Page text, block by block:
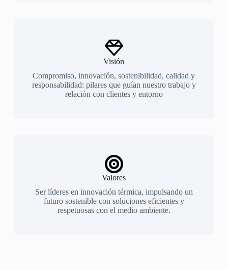
Visión
Compromiso, innovación, sostenibilidad, calidad y
responsabilidad: pilares que guían nuestro trabajo y
relación con clientes y entorno
Valores
Ser líderes en innovación térmica, impulsando un
futuro sostenible con soluciones eficientes y
respetuosas con el medio ambiente.